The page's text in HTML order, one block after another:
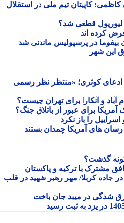
کاپیتان تیم ملی در استقلال
قطعی شد؟
کرده اند
در پرسپولیس ماندنی شد
شهر
کوثری؛ «منتظر نظر رسمی
و آنکارا برای تهران چیست؟
برای عبور از باتلاق جنگ؟
را باز نکرد
آمریکا چمدان بستند
مشترک با ترکیه و پاکستان
کربلا/ مهر رهبر شهید در قلب